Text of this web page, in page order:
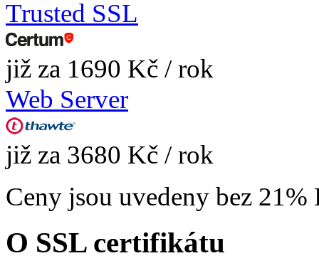
Trusted SSL
již za 1690 Kč / rok
Web Server
již za 3680 Kč / rok
Ceny jsou uvedeny bez 21%
O SSL certifikátu